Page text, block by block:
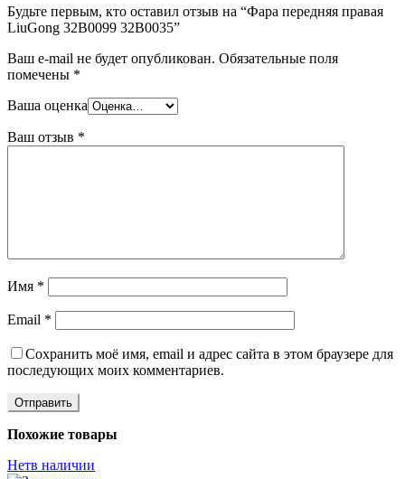
Будьте первым, кто оставил отзыв на “Фара передняя правая
LiuGong 32B0099 32B0035”
Ваш e-mail не будет опубликован. Обязательные поля
помечены *
Ваша оценка
Ваш отзыв *
Имя *
Email *
Сохранить моё имя, email и адрес сайта в этом браузере для
последующих моих комментариев.
Похожие товары
Нетв наличии